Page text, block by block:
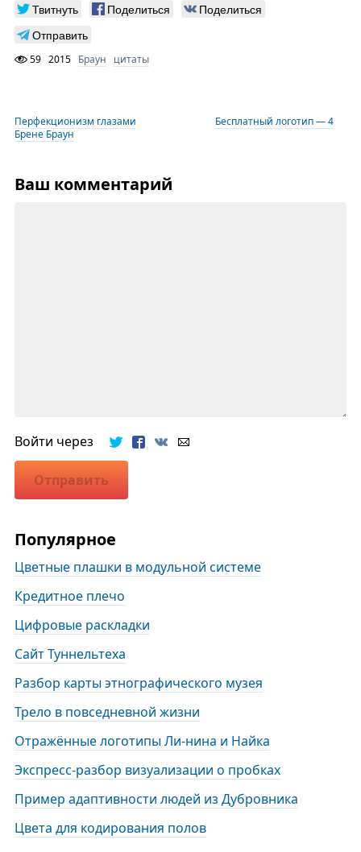
Твитнуть Поделиться
Поделиться
Отправить
59 2015 Браун цитаты
Перфекционизм глазами
Брене Браун
Бесплатный логотип — 4
Ваш комментарий
Войти через
Отправить
Популярное
Цветные плашки в модульной системе
Кредитное плечо
Цифровые раскладки
Сайт Туннельтеха
Разбор карты этнографического музея
Трело в повседневной жизни
Отражённые логотипы Ли-нина и Найка
Экспресс-разбор визуализации о пробках
Пример адаптивности людей из Дубровника
Цвета для кодирования полов